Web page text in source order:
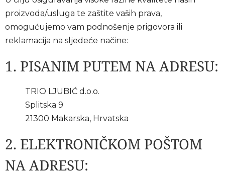
proizvoda/usluga te zaštite vaših prava,
omogućujemo vam podnošenje prigovora ili
reklamacija na sljedeće načine:
1. PISANIM PUTEM NA ADRESU:
TRIO LJUBIĆ d.o.o.
Splitska 9
21300 Makarska, Hrvatska
2. ELEKTRONIČKOM POŠTOM
NA ADRESU: